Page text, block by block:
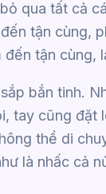
qua tất cả
tận cùng,
tận cùng,
bắn tinh.
tay cũng đặt
thể di
là nhấc cả